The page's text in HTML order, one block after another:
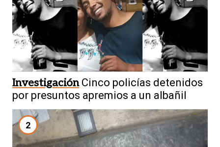
Investigación Cinco policías detenidos
por presuntos apremios a un albañil
2